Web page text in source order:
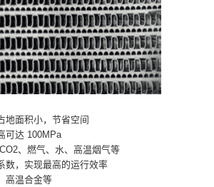
地面积小，节省空间
可达 100MPa
、燃气、水、高温烟气等
数，实现最高的运行效率
高温合金等